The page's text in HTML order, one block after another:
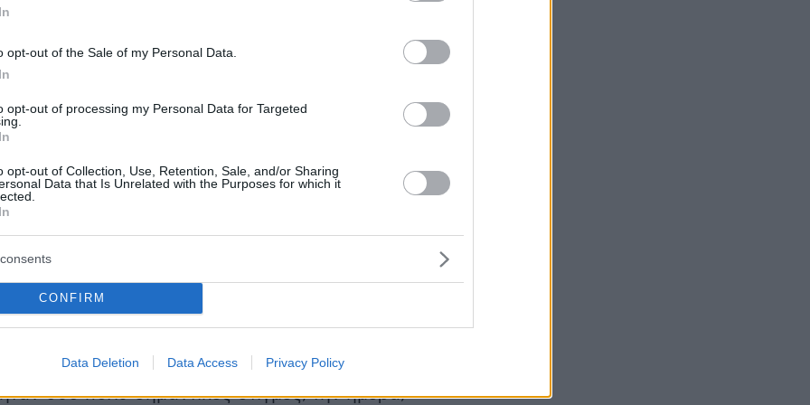
opt-out of the Sale of my Personal Data.
opt-out of processing my Personal Data for Targeted
opt-out of Collection, Use, Retention, Sale, and/or Sharing
Data that Is Unrelated with the Purposes for which it
CONFIRM
Data Deletion Data Access Privacy Policy
η Βικτόρια Χίσλοπ περιέγραψε την
που ένιωσε όταν της απονεμήθηκε η
και πρέπει να πω ότι όταν ήρθε η κόρη και
δύο πολύ σημαντικές στιγμές, την ημέρα,